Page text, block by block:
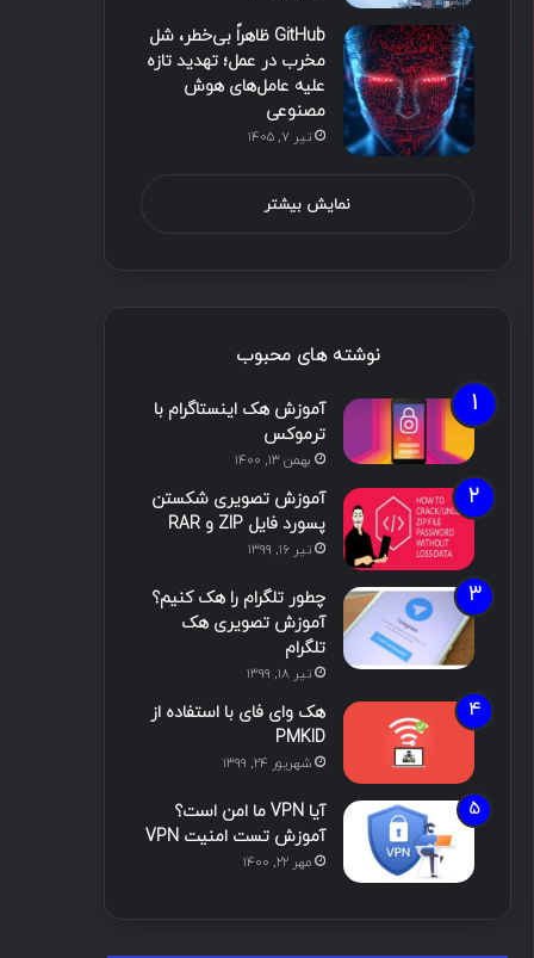
GitHub ظاهراً بی‌خطر، شل
مخرب در عمل؛ تهدید تازه
علیه عامل‌های هوش
مصنوعی
تیر ۷, ۱۴۰۵
نمایش بیشتر
نوشته های محبوب
آموزش هک اینستاگرام با
ترموکس
بهمن ۱۳, ۱۴۰۰
آموزش تصویری شکستن
پسورد فایل ZIP و RAR
تیر ۱۶, ۱۳۹۹
چطور تلگرام را هک کنیم؟
آموزش تصویری هک
تلگرام
تیر ۱۸, ۱۳۹۹
هک وای فای با استفاده از
PMKID
شهریور ۲۴, ۱۳۹۹
آیا VPN ما امن است؟
آموزش تست امنیت VPN
مهر ۲۲, ۱۴۰۰